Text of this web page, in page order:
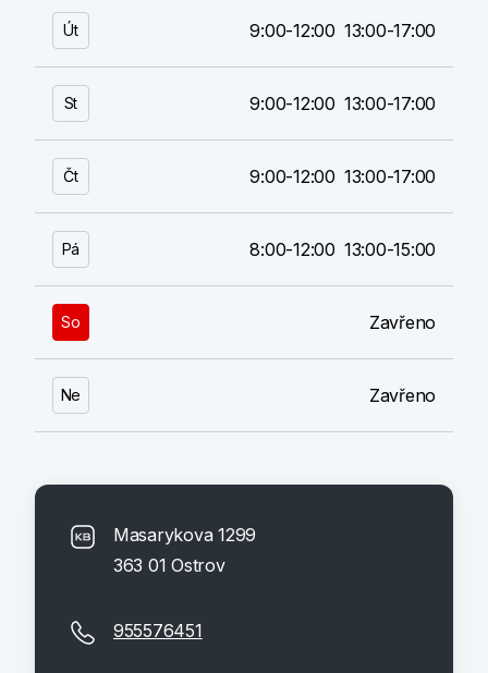
Út 9:00-12:00 13:00-17:00
St 9:00-12:00 13:00-17:00
Čt 9:00-12:00 13:00-17:00
Pá 8:00-12:00 13:00-15:00
So Zavřeno
Ne Zavřeno
Masarykova 1299
363 01 Ostrov
955576451